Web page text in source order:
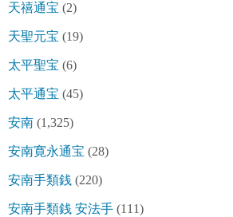
天禧通宝 (2)
天聖元宝 (19)
太平聖宝 (6)
太平通宝 (45)
安南 (1,325)
安南寛永通宝 (28)
安南手類銭 (220)
安南手類銭 安法手 (111)